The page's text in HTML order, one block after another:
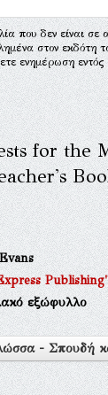
που δεν είναι σε
στον εκδότη
ενημέρωση
for the
εξώφυλλο
- Σπουδή